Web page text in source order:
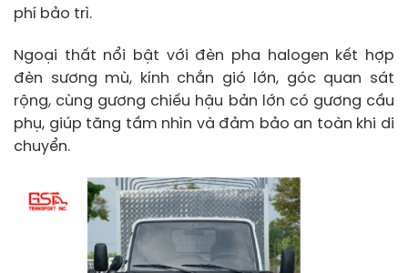
phí bảo trì.
Ngoại thất nổi bật với đèn pha halogen kết hợp
đèn sương mù, kính chắn gió lớn, góc quan sát
rộng, cùng gương chiếu hậu bản lớn có gương cầu
phụ, giúp tăng tầm nhìn và đảm bảo an toàn khi di
chuyển.